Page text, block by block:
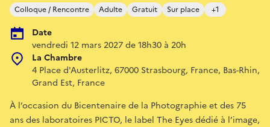
Colloque / Rencontre Adulte Gratuit Sur place +1
Date
vendredi 12 mars 2027 de 18h30 à 20h
La Chambre
4 Place d'Austerlitz, 67000 Strasbourg, France, Bas-Rhin,
Grand Est, France
À l’occasion du Bicentenaire de la Photographie et des 75
ans des laboratoires PICTO, le label The Eyes dédié à l’image,